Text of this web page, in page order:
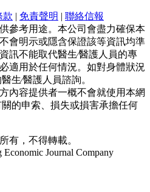
款 | 免責聲明 | 聯絡信報
參考用途。本公司會盡力確保本
會明示或隱含保證該等資訊均準
訊不能取代醫生∕醫護人員的專
適用於任何情況。如對身體狀況
生∕醫護人員諮詢。
內容提供者一概不會就使用本網
的申索、損失或損害承擔任何
有，不得轉載。
Journal Company